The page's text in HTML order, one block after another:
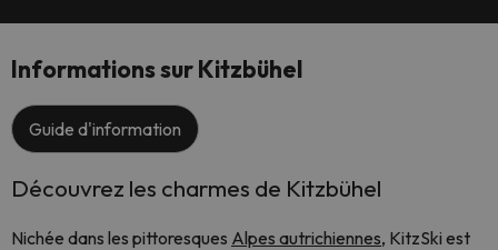
Informations sur Kitzbühel
Guide d'information
Découvrez les charmes de Kitzbühel
Nichée dans les pittoresques Alpes autrichiennes, KitzSki est